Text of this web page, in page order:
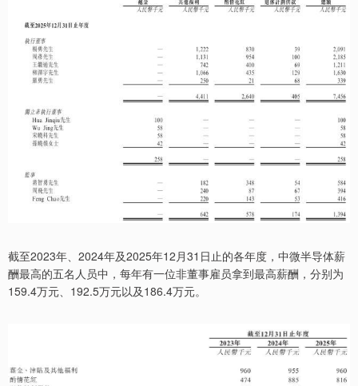
截至2023年、2024年及2025年12月31日止的各年度，中微半导体薪
酬最高的五名人员中，每年有一位非董事雇员拿到最高薪酬，分别为
159.4万元、192.5万元以及186.4万元。